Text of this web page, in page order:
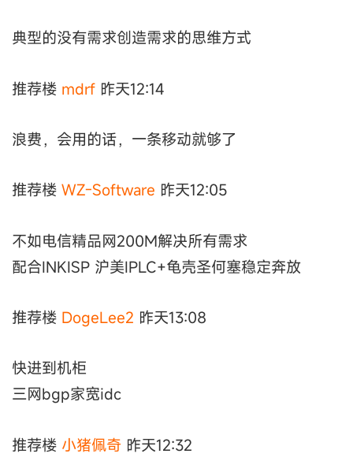
典型的没有需求创造需求的思维方式
推荐楼 mdrf 昨天12:14
浪费，会用的话，一条移动就够了
推荐楼 WZ-Software 昨天12:05
不如电信精品网200M解决所有需求
配合INKISP 沪美IPLC+龟壳圣何塞稳定奔放
推荐楼 DogeLee2 昨天13:08
快进到机柜
三网bgp家宽idc
推荐楼 小猪佩奇 昨天12:32